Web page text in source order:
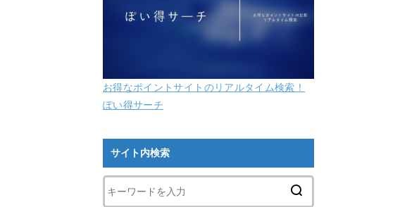
お得なポイントサイトのリアルタイム検索！
ぽい得サーチ
サイト内検索